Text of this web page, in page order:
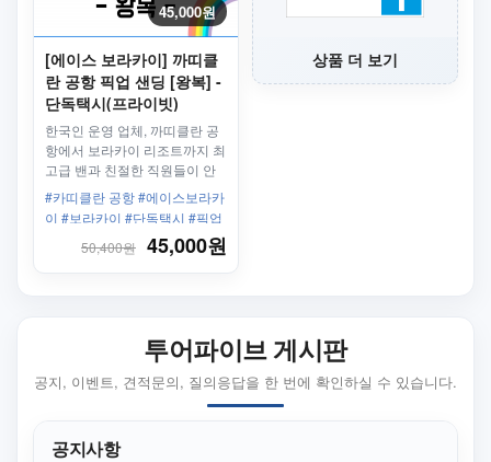
45,000원
[에이스 보라카이] 까띠클
란 공항 픽업 샌딩 [왕복] -
단독택시(프라이빗)
한국인 운영 업체, 까띠클란 공
항에서 보라카이 리조트까지 최
고급 밴과 친절한 직원들이 안
전하고 편안하게 모십니다.
#카띠클란 공항 #에이스보라카
이 #보라카이 #단독택시 #픽업
샌딩 #왕복 #보라카이리조트 #
한인업체 #최고의서비스
50,400원 45,000원
상품 더 보기
투어파이브 게시판
공지, 이벤트, 견적문의, 질의응답을 한 번에 확인하실 수 있습니다.
공지사항